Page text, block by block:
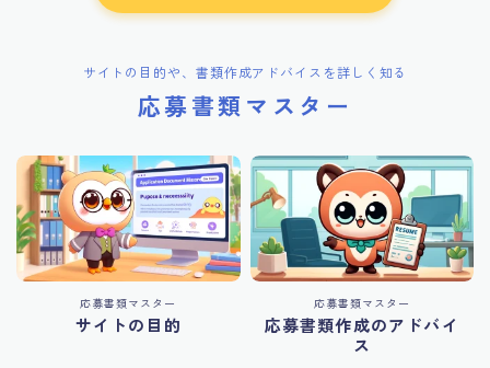
サイトの目的や、書類作成アドバイスを詳しく知る
応募書類マスター
応募書類マスター
サイトの目的
応募書類マスター
応募書類作成のアドバイ
ス